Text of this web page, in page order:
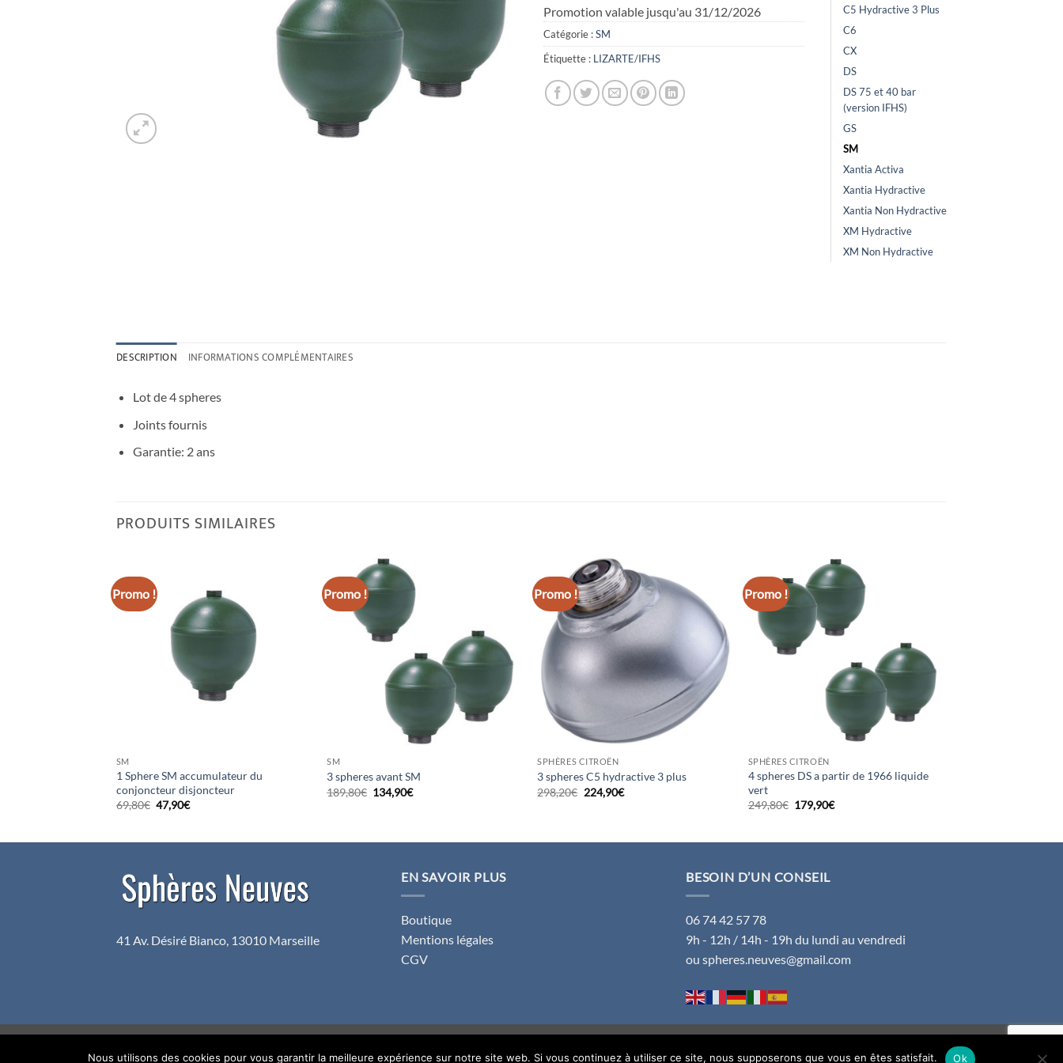
Promotion valable jusqu'au 31/12/2026
Catégorie :SM
Étiquette : LIZARTE/IFHS
C5 Hydractive 3 Plus
C6
CX
DS
DS 75 et 40 bar
(version IFHS)
GS
SM
Xantia Activa
Xantia Hydractive
Xantia Non Hydractive
XM Hydractive
XM Non Hydractive
DESCRIPTION INFORMATIONS COMPLÉMENTAIRES
Lot de 4 spheres
Joints fournis
Garantie: 2 ans
PRODUITS SIMILAIRES
Promo !
SM
1 Sphere SM accumulateur du
conjoncteur disjoncteur
69,80€ Le
prix
47,90€Le
Promo !
SM
3 spheres avant SM
189,80€ Le
prix
134,90€Le
Promo !
SPHÈRES CITROËN
3 spheres C5 hydractive 3 plus
298,20€ Le
224,90€Le
Promo !
SPHÈRES CITROËN
4 spheres DS a partir de 1966 liquide
vert
249,80€ Le
179,90€Le
41 Av. Désiré Bianco, 13010 Marseille
EN SAVOIR PLUS
Boutique
Mentions légales
CGV
BESOIN D’UN CONSEIL
06 74 42 57 78
9h - 12h / 14h - 19h du lundi au vendredi
ou spheres.neuves@gmail.com
Visa PayPal MasterCard
Nous utilisons des cookies pour vous garantir la meilleure expérience sur notre site web. Si vous continuez à utiliser ce site, nous supposerons que vous en êtes satisfait. Ok